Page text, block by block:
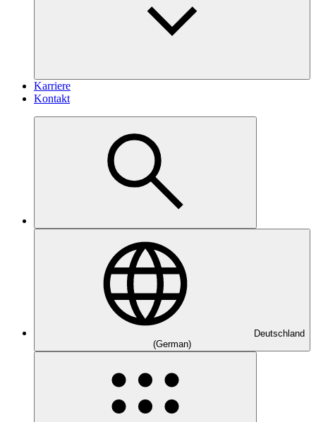
Karriere
Kontakt
Deutschland
(German)